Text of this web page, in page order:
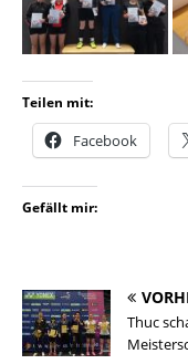
Teilen mit:
Facebook
Gefällt mir:
Thuc